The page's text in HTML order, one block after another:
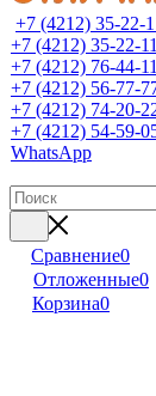
+7 (4212) 35-22-
+7 (4212) 35-22-11
+7 (4212) 76-44-11
+7 (4212) 56-77-
+7 (4212) 74-20-
+7 (4212) 54-59-
WhatsApp
Сравнение0
Отложенные0
Корзина0